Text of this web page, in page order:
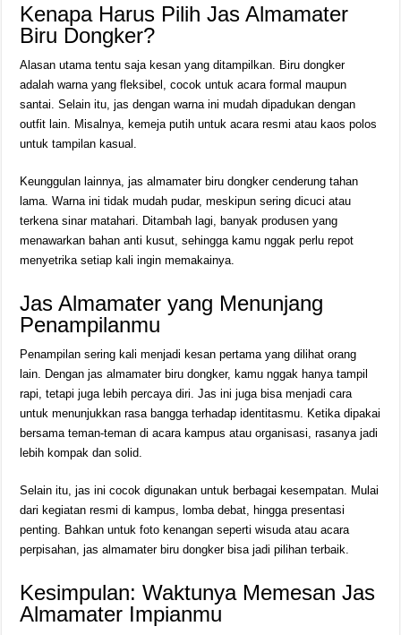
Kenapa Harus Pilih Jas Almamater
Biru Dongker?
Alasan utama tentu saja kesan yang ditampilkan. Biru dongker
adalah warna yang fleksibel, cocok untuk acara formal maupun
santai. Selain itu, jas dengan warna ini mudah dipadukan dengan
outfit lain. Misalnya, kemeja putih untuk acara resmi atau kaos polos
untuk tampilan kasual.
Keunggulan lainnya, jas almamater biru dongker cenderung tahan
lama. Warna ini tidak mudah pudar, meskipun sering dicuci atau
terkena sinar matahari. Ditambah lagi, banyak produsen yang
menawarkan bahan anti kusut, sehingga kamu nggak perlu repot
menyetrika setiap kali ingin memakainya.
Jas Almamater yang Menunjang
Penampilanmu
Penampilan sering kali menjadi kesan pertama yang dilihat orang
lain. Dengan jas almamater biru dongker, kamu nggak hanya tampil
rapi, tetapi juga lebih percaya diri. Jas ini juga bisa menjadi cara
untuk menunjukkan rasa bangga terhadap identitasmu. Ketika dipakai
bersama teman-teman di acara kampus atau organisasi, rasanya jadi
lebih kompak dan solid.
Selain itu, jas ini cocok digunakan untuk berbagai kesempatan. Mulai
dari kegiatan resmi di kampus, lomba debat, hingga presentasi
penting. Bahkan untuk foto kenangan seperti wisuda atau acara
perpisahan, jas almamater biru dongker bisa jadi pilihan terbaik.
Kesimpulan: Waktunya Memesan Jas
Almamater Impianmu